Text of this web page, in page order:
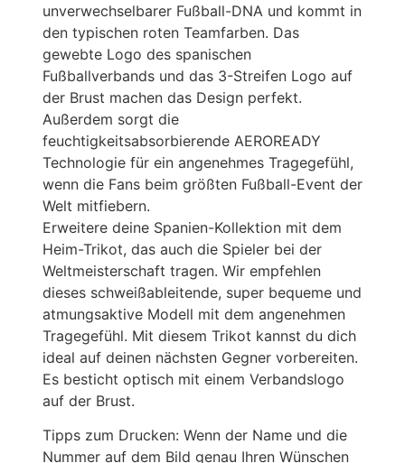
unverwechselbarer Fußball-DNA und kommt in
den typischen roten Teamfarben. Das
gewebte Logo des spanischen
Fußballverbands und das 3-Streifen Logo auf
der Brust machen das Design perfekt.
Außerdem sorgt die
feuchtigkeitsabsorbierende AEROREADY
Technologie für ein angenehmes Tragegefühl,
wenn die Fans beim größten Fußball-Event der
Welt mitfiebern.
Erweitere deine Spanien-Kollektion mit dem
Heim-Trikot, das auch die Spieler bei der
Weltmeisterschaft tragen. Wir empfehlen
dieses schweißableitende, super bequeme und
atmungsaktive Modell mit dem angenehmen
Tragegefühl. Mit diesem Trikot kannst du dich
ideal auf deinen nächsten Gegner vorbereiten.
Es besticht optisch mit einem Verbandslogo
auf der Brust.
Tipps zum Drucken: Wenn der Name und die
Nummer auf dem Bild genau Ihren Wünschen